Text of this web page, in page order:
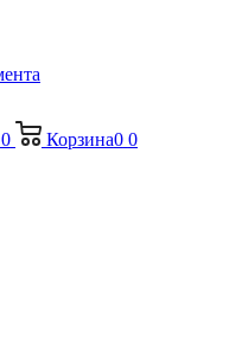
0 Корзина0 0